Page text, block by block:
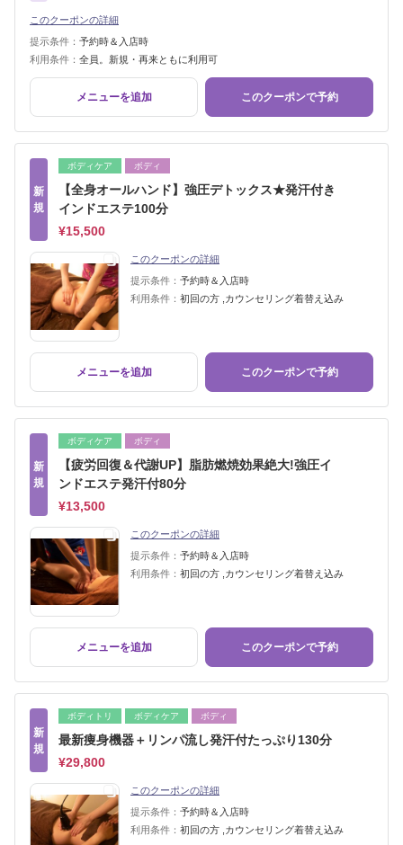
このクーポンの詳細
提示条件： 予約時＆入店時
利用条件： 全員。新規・再来ともに利用可
メニューを追加 このクーポンで予約
新
規
ボディケア ボディ
【全身オールハンド】強圧デトックス★発汗付き
インドエステ100分
¥15,500
このクーポンの詳細
提示条件： 予約時＆入店時
利用条件： 初回の方 ,カウンセリング着替え込み
メニューを追加 このクーポンで予約
新
規
ボディケア ボディ
【疲労回復＆代謝UP】脂肪燃焼効果絶大!強圧イ
ンドエステ発汗付80分
¥13,500
このクーポンの詳細
提示条件： 予約時＆入店時
利用条件： 初回の方 ,カウンセリング着替え込み
メニューを追加 このクーポンで予約
新
規
ボディトリ ボディケア ボディ
最新痩身機器＋リンパ流し発汗付たっぷり130分
¥29,800
このクーポンの詳細
提示条件： 予約時＆入店時
利用条件： 初回の方 ,カウンセリング着替え込み